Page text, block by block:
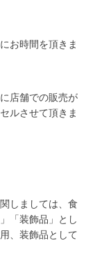
お時間を頂きま
店舗での販売が
ルさせて頂きま
しましては、食
「装飾品」とし
、装飾品として